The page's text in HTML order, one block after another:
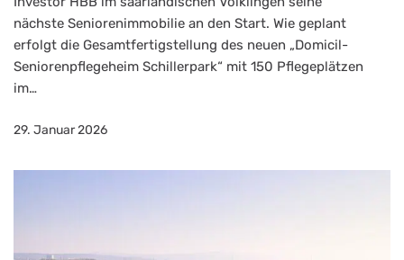
nächste Seniorenimmobilie an den Start. Wie geplant
erfolgt die Gesamtfertigstellung des neuen „Domicil-
Seniorenpflegeheim Schillerpark“ mit 150 Pflegeplätzen
im…
29. Januar 2026